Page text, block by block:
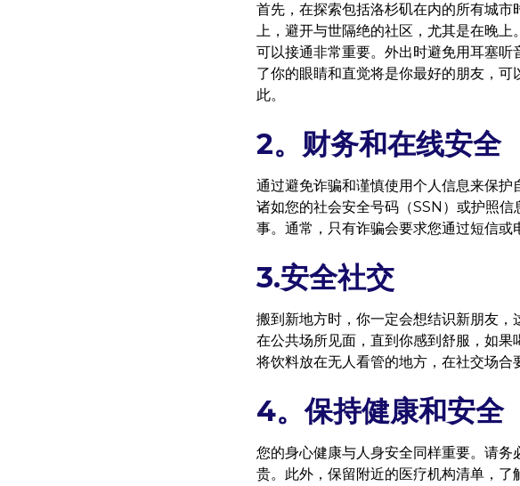
首先，在探索包括洛杉矶在内的所有城
上，避开与世隔绝的社区，尤其是在晚
可以接通非常重要。外出时避免用耳塞
了你的眼睛和直觉将是你最好的朋友，
此。
2。财务和在线安全
通过避免诈骗和谨慎使用个人信息来保
诸如您的社会安全号码（SSN）或护照
事。通常，只有诈骗会要求您通过短信或
3.安全社交
搬到新地方时，你一定会想结识新朋友
在公共场所见面，直到你感到舒服，如
将饮料放在无人看管的地方，在社交场合
4。保持健康和安全
您的身心健康与人身安全同样重要。请
贵。此外，保留附近的医疗机构清单，